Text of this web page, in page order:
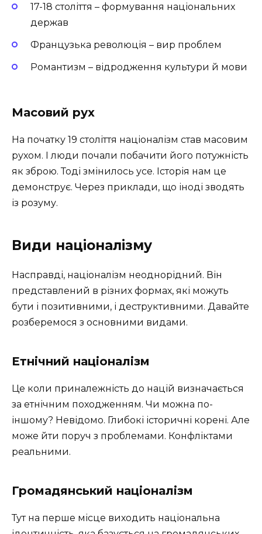
17-18 століття – формування національних
держав
Французька революція – вир проблем
Романтизм – відродження культури й мови
Масовий рух
На початку 19 століття націоналізм став масовим
рухом. І люди почали побачити його потужність
як зброю. Тоді змінилось усе. Історія нам це
демонструє. Через приклади, що іноді зводять
із розуму.
Види націоналізму
Насправді, націоналізм неоднорідний. Він
представлений в різних формах, які можуть
бути і позитивними, і деструктивними. Давайте
розберемося з основними видами.
Етнічний націоналізм
Це коли приналежність до націй визначається
за етнічним походженням. Чи можна по-
іншому? Невідомо. Глибокі історичні корені. Але
може йти поруч з проблемами. Конфліктами
реальними.
Громадянський націоналізм
Тут на перше місце виходить національна